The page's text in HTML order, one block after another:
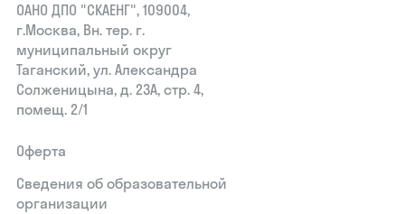
ОАНО ДПО "СКАЕНГ", 109004,
г.Москва, Вн. тер. г.
муниципальный округ
Таганский, ул. Александра
Солженицына, д. 23А, стр. 4,
помещ. 2/1
Оферта
Сведения об образовательной
организации